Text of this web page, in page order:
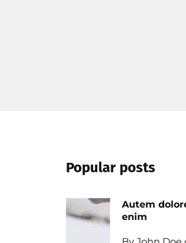
Popular posts
Autem
enim